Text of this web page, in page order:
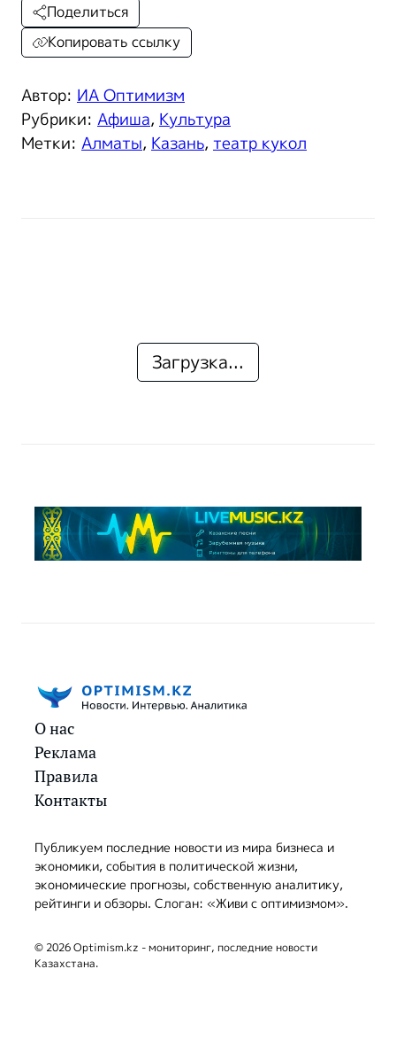
Автор: ИА Оптимизм
Рубрики: Афиша, Культура
Метки: Алматы, Казань, театр кукол
Поделиться
Копировать ссылку
Загрузка...
О нас
Реклама
Правила
Контакты
Публикуем последние новости из мира бизнеса и
экономики, события в политической жизни,
экономические прогнозы, собственную аналитику,
рейтинги и обзоры. Слоган: «Живи с оптимизмом».
© 2026 Optimism.kz - мониторинг, последние новости
Казахстана.